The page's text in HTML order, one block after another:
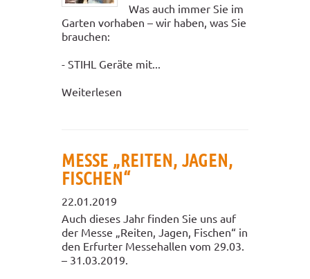
Was auch immer Sie im
Garten vorhaben – wir haben, was Sie
brauchen:
- STIHL Geräte mit...
Weiterlesen
MESSE „REITEN, JAGEN,
FISCHEN“
22.01.2019
Auch dieses Jahr finden Sie uns auf
der Messe „Reiten, Jagen, Fischen“ in
den Erfurter Messehallen vom 29.03.
– 31.03.2019.